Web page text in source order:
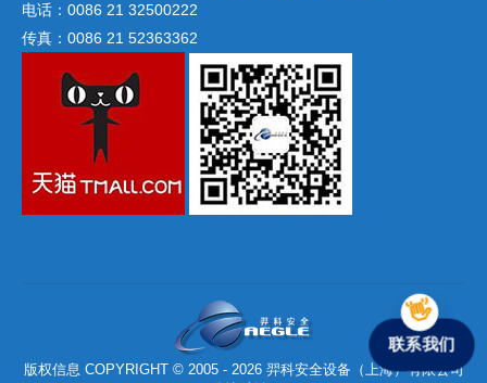
电话：0086 21 32500222
传真：0086 21 52363362
版权信息 COPYRIGHT © 2005 - 2026 羿科安全设备（上海）有限公司
联系我们